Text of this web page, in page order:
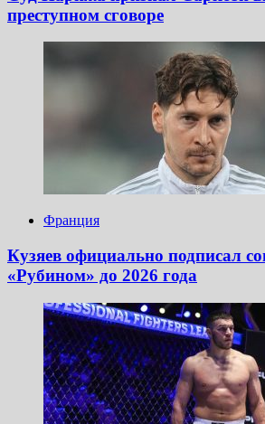
преступном сговоре
Франция
Кузяев официально подписал
«Рубином» до 2026 года